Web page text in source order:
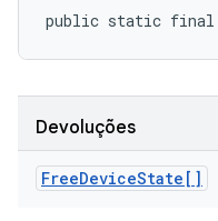
public static final
Devoluções
FreeDeviceState[]